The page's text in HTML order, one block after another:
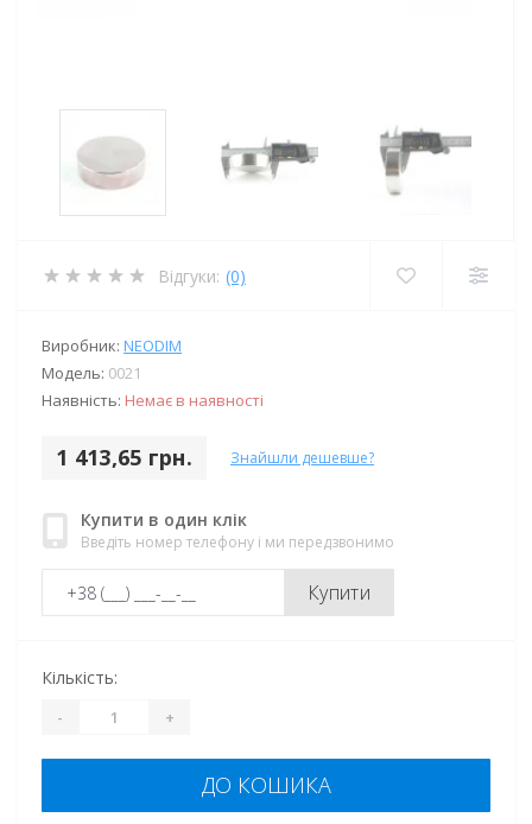
Відгуки: (0)
Виробник: NEODIM
Модель: 0021
Наявність: Немає в наявності
1 413,65 грн. Знайшли дешевше?
Купити в один клік
Введіть номер телефону і ми передзвонимо
Купити
Кількість:
- +
ДО КОШИКА